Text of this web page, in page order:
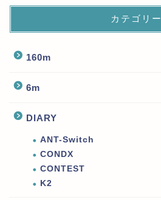
カテゴリー
160m
6m
DIARY
ANT-Switch
CONDX
CONTEST
K2